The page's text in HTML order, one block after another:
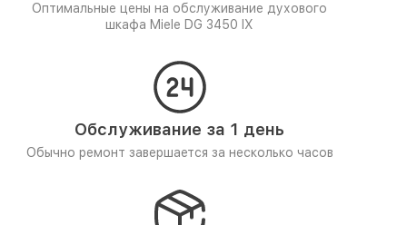
Оптимальные цены на обслуживание духового
шкафа Miele DG 3450 IX
Обслуживание за 1 день
Обычно ремонт завершается за несколько часов